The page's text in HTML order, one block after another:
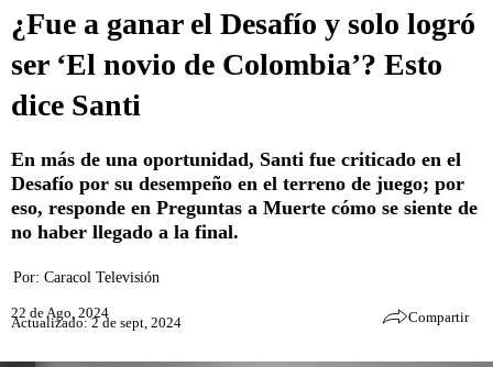
¿Fue a ganar el Desafío y solo logró
ser ‘El novio de Colombia’? Esto
dice Santi
En más de una oportunidad, Santi fue criticado en el
Desafío por su desempeño en el terreno de juego; por
eso, responde en Preguntas a Muerte cómo se siente de
no haber llegado a la final.
Por: Caracol Televisión
22 de Ago, 2024
Actualizado: 2 de sept, 2024 Compartir